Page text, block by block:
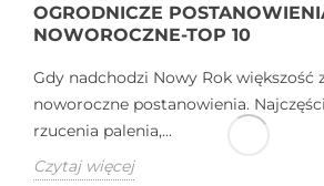
OGRODNICZE
NOWOROCZNE-TOP 10
Gdy nadchodzi Nowy Rok większość
noworoczne postanowienia.
rzucenia palenia,...
Czytaj więcej